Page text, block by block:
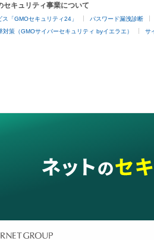
セキュリティ事業について
「GMOセキュリティ24」 パスワード漏洩診断
対策（GMOサイバーセキュリティ byイエラエ） サ